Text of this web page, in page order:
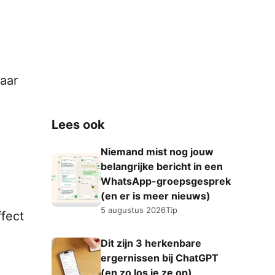
Lees ook
Niemand mist nog jouw
belangrijke bericht in een
WhatsApp-groepsgesprek
(en er is meer nieuws)
5 augustus 2026Tip
Dit zijn 3 herkenbare
ergernissen bij ChatGPT
(en zo los je ze op)